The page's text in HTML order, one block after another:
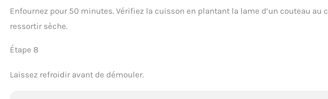
Enfournez pour 50 minutes. Vérifiez la cuisson en plantant la lame d’un couteau au
ressortir sèche.
Étape 8
Laissez refroidir avant de démouler.